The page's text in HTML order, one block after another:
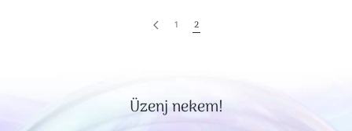
1 2
Üzenj nekem!